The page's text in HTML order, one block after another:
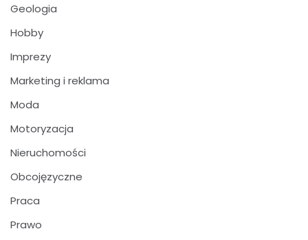
Geologia
Hobby
Imprezy
Marketing i reklama
Moda
Motoryzacja
Nieruchomości
Obcojęzyczne
Praca
Prawo